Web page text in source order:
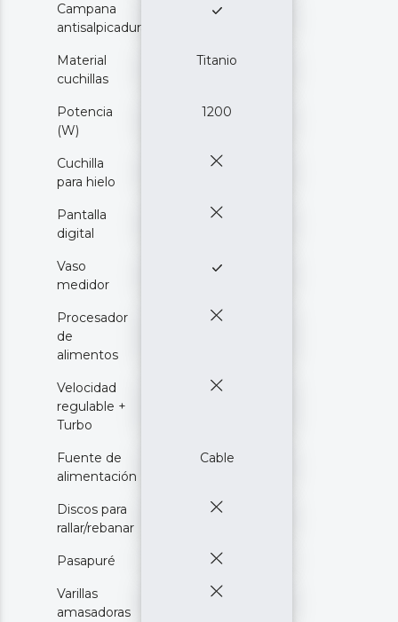
Campana
antisalpicaduras
Material
cuchillas
Titanio
Potencia
(W)
1200
Cuchilla
para hielo
Pantalla
digital
Vaso
medidor
Procesador
de
alimentos
Velocidad
regulable +
Turbo
Fuente de
alimentación
Cable
Discos para
rallar/rebanar
Pasapuré
Varillas
amasadoras